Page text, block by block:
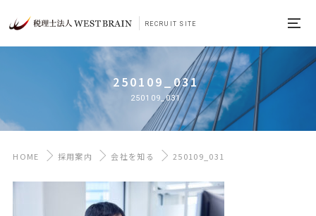
RECRUIT SITE
250109_031
250109_031
HOME 採用案内 会社を知る 250109_031